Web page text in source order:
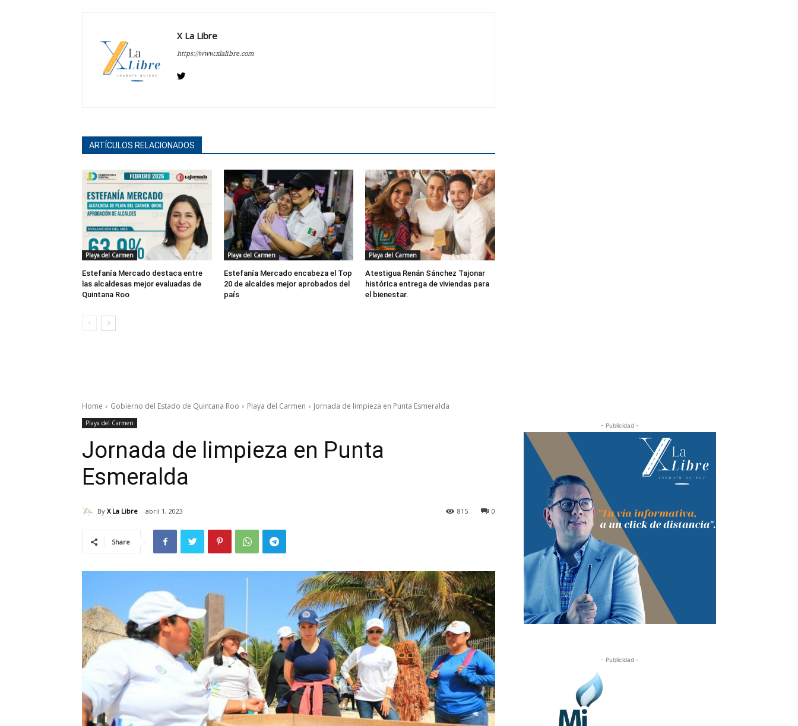
X La Libre
https://www.xlalibre.com
ARTÍCULOS RELACIONADOS
Playa del Carmen
Estefanía Mercado destaca entre
las alcaldesas mejor evaluadas de
Quintana Roo
Playa del Carmen
Estefanía Mercado encabeza el Top
20 de alcaldes mejor aprobados del
país
Playa del Carmen
Atestigua Renán Sánchez Tajonar
histórica entrega de viviendas para
el bienestar.